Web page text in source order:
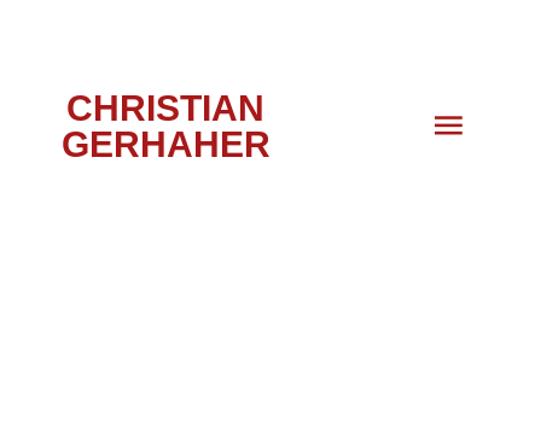
CHRISTIAN
GERHAHER